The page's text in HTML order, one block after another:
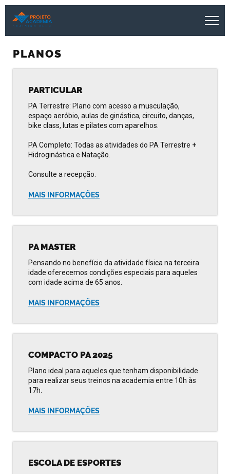
PLANOS
PARTICULAR
PA Terrestre: Plano com acesso a musculação,
espaço aeróbio, aulas de ginástica, circuito, danças,
bike class, lutas e pilates com aparelhos.
PA Completo: Todas as atividades do PA Terrestre +
Hidroginástica e Natação.
Consulte a recepção.
MAIS INFORMAÇÕES
PA MASTER
Pensando no benefício da atividade física na terceira
idade oferecemos condições especiais para aqueles
com idade acima de 65 anos.
MAIS INFORMAÇÕES
COMPACTO PA 2025
Plano ideal para aqueles que tenham disponibilidade
para realizar seus treinos na academia entre 10h às
17h.
MAIS INFORMAÇÕES
ESCOLA DE ESPORTES